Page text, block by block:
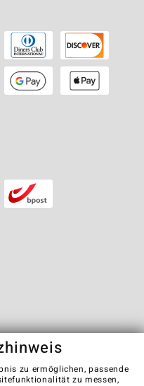
zu ermöglichen, passende
zu messen,